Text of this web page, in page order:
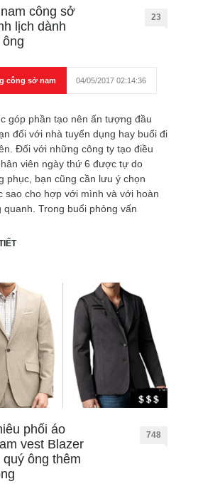
công sở
lịch dành
23
công sở nam 04/05/2017 02:14:36
góp phần tạo nên ấn tượng đầu
đối với nhà tuyển dụng hay buổi đi
Đối với những công ty tạo điều
viên ngày thứ 6 được tự do
phục, bạn cũng cần lưu ý chọn
sao cho hợp với mình và với hoàn
quanh. Trong buổi phỏng vấn
phối áo
vest Blazer
ông thêm
748